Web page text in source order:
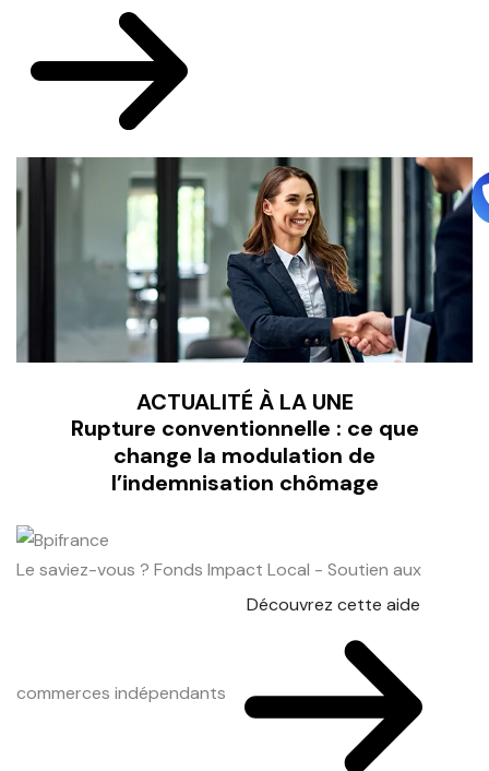
ACTUALITÉ À LA UNE
Rupture conventionnelle : ce que
change la modulation de
l’indemnisation chômage
Le saviez-vous ? Fonds Impact Local - Soutien aux
commerces indépendants
Découvrez cette aide